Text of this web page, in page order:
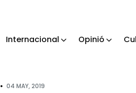
Internacional Opinió
• 04 MAY, 2019